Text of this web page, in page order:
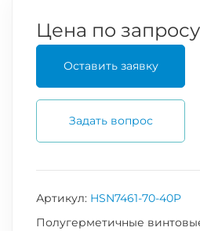
Цена по запросу
Оставить заявку
Задать вопрос
Артикул: HSN7461-70-40P
Полугерметичные